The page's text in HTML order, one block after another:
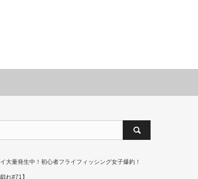
大量発生中！初心者フライフィッシング女子爆釣！
れ#71】